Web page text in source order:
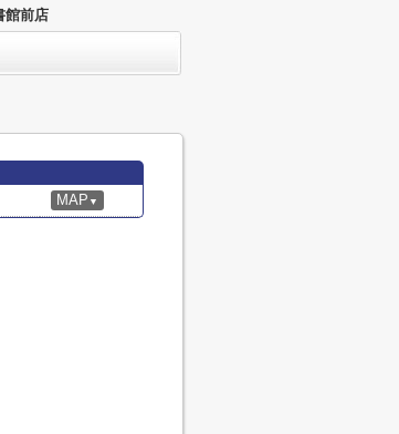
前店
MAP ▼